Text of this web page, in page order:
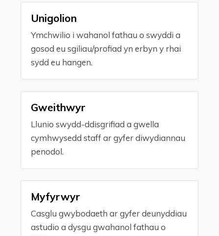
Unigolion
Ymchwilio i wahanol fathau o swyddi a
gosod eu sgiliau/profiad yn erbyn y rhai
sydd eu hangen.
Gweithwyr
Llunio swydd-ddisgrifiad a gwella
cymhwysedd staff ar gyfer diwydiannau
penodol.
Myfyrwyr
Casglu gwybodaeth ar gyfer deunyddiau
astudio a dysgu gwahanol fathau o